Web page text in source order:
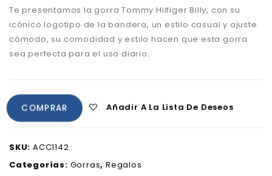
Te presentamos la gorra Tommy Hilfiger Billy, con su
icónico logotipo de la bandera, un estilo casual y ajuste
cómodo, su comodidad y estilo hacen que esta gorra
sea perfecta para el uso diario.
COMPRAR Añadir A La Lista De Deseos
SKU: ACC1142
Categorías: Gorras,Regalos